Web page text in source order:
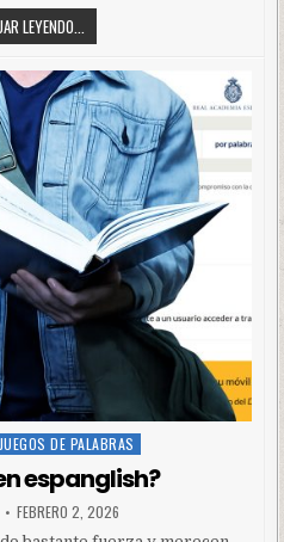
LEYENDO...
JUEGOS DE PALABRAS
espanglish?
FEBRERO 2, 2026